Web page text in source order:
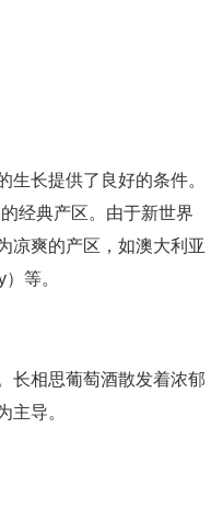
长提供了良好的条件。
经典产区。由于新世界
凉爽的产区，如澳大利亚
等。
长相思葡萄酒散发着浓郁
主导。